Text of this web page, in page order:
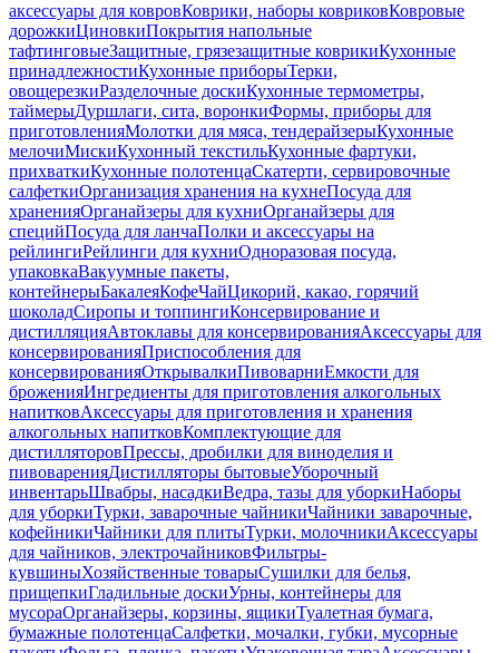
аксессуары для ковровКоврики, наборы ковриковКовровые
дорожкиЦиновкиПокрытия напольные
тафтинговыеЗащитные, грязезащитные коврикиКухонные
принадлежностиКухонные приборыТерки,
овощерезкиРазделочные доскиКухонные термометры,
таймерыДуршлаги, сита, воронкиФормы, приборы для
приготовленияМолотки для мяса, тендерайзерыКухонные
мелочиМискиКухонный текстильКухонные фартуки,
прихваткиКухонные полотенцаСкатерти, сервировочные
салфеткиОрганизация хранения на кухнеПосуда для
храненияОрганайзеры для кухниОрганайзеры для
специйПосуда для ланчаПолки и аксессуары на
рейлингиРейлинги для кухниОдноразовая посуда,
упаковкаВакуумные пакеты,
контейнерыБакалеяКофеЧайЦикорий, какао, горячий
шоколадСиропы и топпингиКонсервирование и
дистилляцияАвтоклавы для консервированияАксессуары для
консервированияПриспособления для
консервированияОткрывалкиПивоварниЕмкости для
броженияИнгредиенты для приготовления алкогольных
напитковАксессуары для приготовления и хранения
алкогольных напитковКомплектующие для
дистилляторовПрессы, дробилки для виноделия и
пивоваренияДистилляторы бытовыеУборочный
инвентарьШвабры, насадкиВедра, тазы для уборкиНаборы
для уборкиТурки, заварочные чайникиЧайники заварочные,
кофейникиЧайники для плитыТурки, молочникиАксессуары
для чайников, электрочайниковФильтры-
кувшиныХозяйственные товарыСушилки для белья,
прищепкиГладильные доскиУрны, контейнеры для
мусораОрганайзеры, корзины, ящикиТуалетная бумага,
бумажные полотенцаСалфетки, мочалки, губки, мусорные